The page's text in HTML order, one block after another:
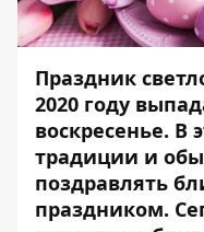
Праздник
2020 году
воскресенье. В
традиции и
поздравлять
праздником.